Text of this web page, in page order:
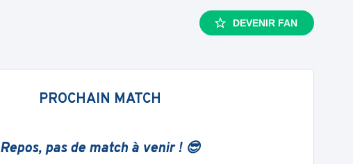
DEVENIR FAN
PROCHAIN MATCH
Repos, pas de match à venir ! 😎